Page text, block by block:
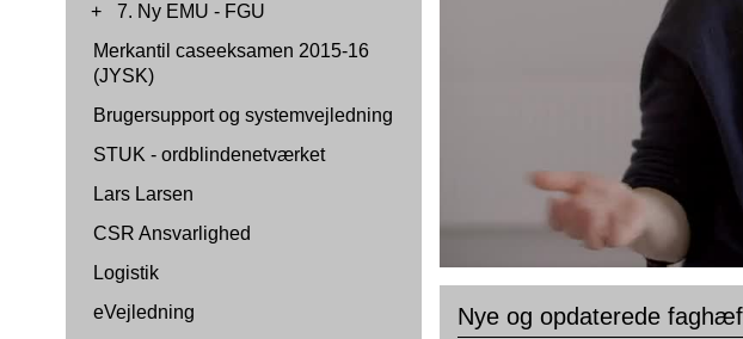
+
7. Ny EMU - FGU
Merkantil caseeksamen 2015-16
(JYSK)
Brugersupport og systemvejledning
STUK - ordblindenetværket
Lars Larsen
CSR Ansvarlighed
Logistik
eVejledning
Nye og opdaterede